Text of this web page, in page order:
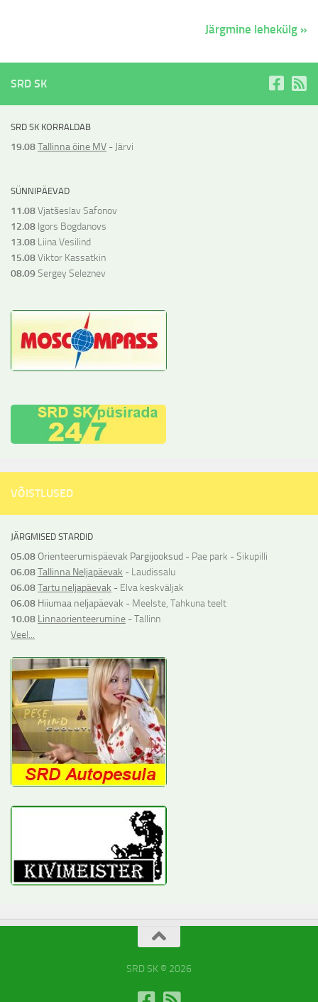
Järgmine lehekülg »
SRD SK
SRD SK KORRALDAB
19.08Tallinna öine MV - Järvi
SÜNNIPÄEVAD
11.08Vjatšeslav Safonov
12.08 Igors Bogdanovs
13.08 Liina Vesilind
15.08Viktor Kassatkin
08.09Sergey Seleznev
VÕISTLUSED
JÄRGMISED STARDID
05.08 Orienteerumispäevak Pargijooksud - Pae park - Sikupilli
06.08Tallinna Neljapäevak - Laudissalu
06.08Tartu neljapäevak - Elva keskväljak
06.08 Hiiumaa neljapäevak - Meelste, Tahkuna teelt
10.08 Linnaorienteerumine - Tallinn
Veel...
SRD SK © 2026